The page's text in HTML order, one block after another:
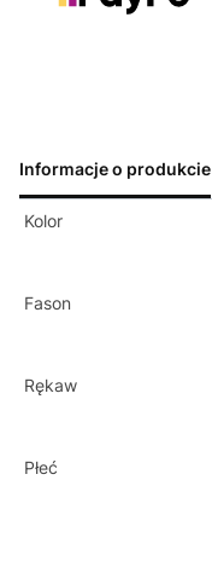
Informacje o produkcie
Kolor
Fason
Rękaw
Płeć